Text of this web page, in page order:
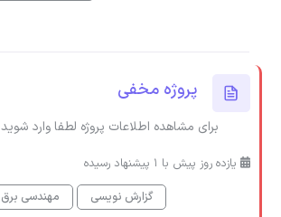
پروژه مخفی
برای مشاهده اطلاعات پروژه لطفا وارد شوید
یازده روز پیش با 1 پیشنهاد رسیده
گزارش نویسی
مهندسی برق